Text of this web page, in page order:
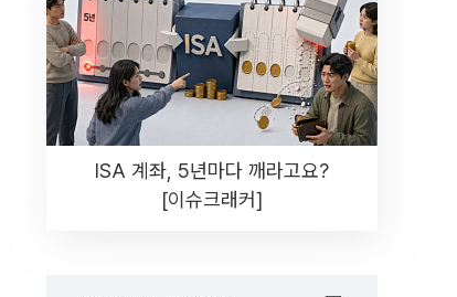
ISA 계좌, 5년마다 깨라고요?
[이슈크래커]